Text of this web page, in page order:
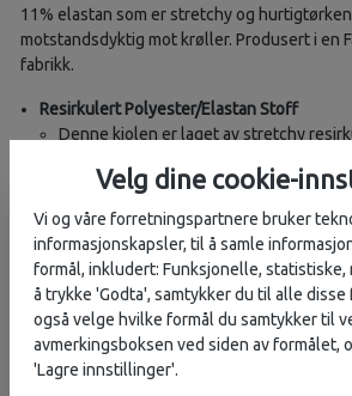
11% elastan som er stretchy og
motstandsdyktig mot krøller. Produsert i en
fabrikk.
Resirkulert Polyester/Elastan Stoff
Denne kjolen er laget av stretchy
Klassisk Silhuett
Klassisk tankkjole silhuett.
Innkapslet Snor i Midjen
Senket midje og innkapslet snor
gir mulighet for en tilpasset passform.
Forlommer
Tre forlommer: to sideinnganger med
glidelåslomme på høyre side.
Rett Nederkant
Velg dine cookie-
Vi og våre forretningspartnere bruker
informasjonskapsler, til å samle
formål, inkludert: Funksjonelle, statistiske,
å trykke 'Godta', samtykker du til alle disse
også velge hvilke formål du samtykker til
avmerkingsboksen ved siden av formålet,
'Lagre innstillinger'.